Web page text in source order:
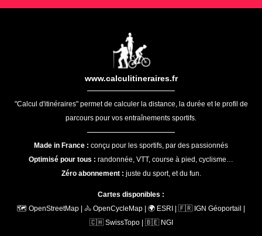
www.calculitineraires.fr
"Calcul d'itinéraires" permet de calculer la distance, la durée et le profil de
parcours pour vos entraînements sportifs.
Made in France : conçu pour les sportifs, par des passionnés
Optimisé pour tous : randonnée, VTT, course à pied, cyclisme…
Zéro abonnement : juste du sport, et du fun.
Cartes disponibles :
🗺️ OpenStreetMap | 🚴 OpenCycleMap | 🌍 ESRI | 🇫🇷 IGN Géoportail |
🇨🇭 SwissTopo | 🇧🇪 NGI